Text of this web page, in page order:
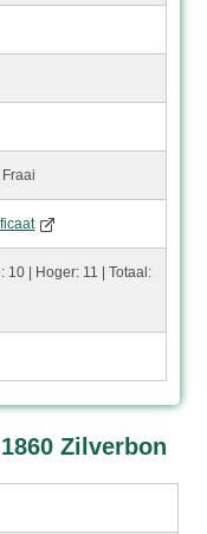
10 | Hoger: 11 | Totaal:
Zilverbon